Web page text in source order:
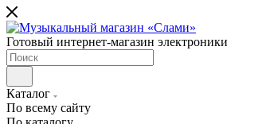
Готовый интернет-магазин электроники
Каталог
По всему сайту